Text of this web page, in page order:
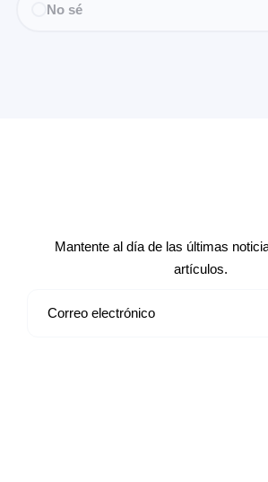
No sé
Mantente al día de las últimas
artículos.